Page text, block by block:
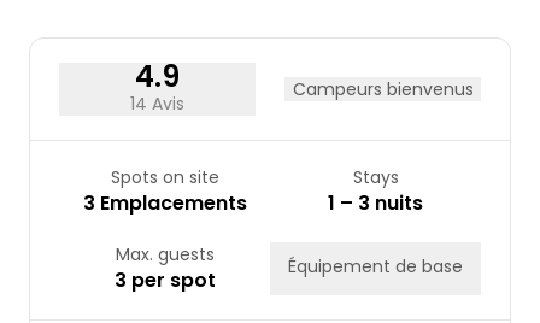
4.9
14 Avis
Campeurs bienvenus
Spots on site
3 Emplacements
Stays
1 – 3 nuits
Max. guests
3 per spot Équipement de base